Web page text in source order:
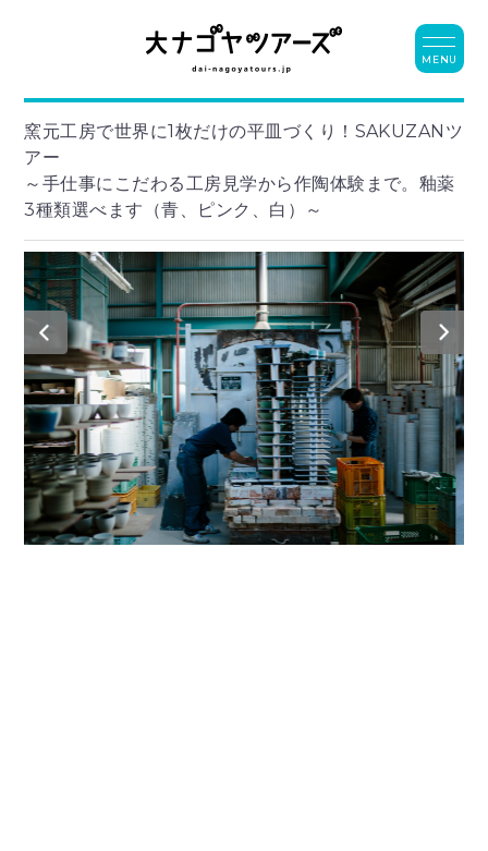
窯元工房で世界に1枚だけの平皿づくり！SAKUZANツ
アー
～手仕事にこだわる工房見学から作陶体験まで。釉薬
3種類選べます（青、ピンク、白）～
MENU